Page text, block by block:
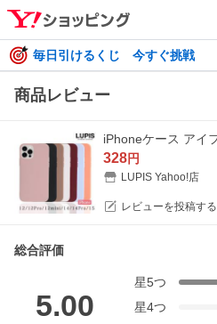
毎日引けるくじ 今すぐ挑戦
商品レビュー
328円
LUPIS Yahoo!店
レビューを投稿する
総合評価
5.00
星5つ
星4つ